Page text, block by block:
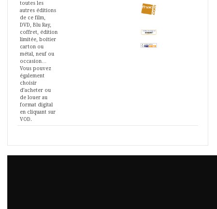
toutes les
autres éditions
de ce film,
DVD, Blu Ray,
coffret, édition
limitée, boitier
carton ou
métal, neuf ou
occasion…
Vous pouvez
également
choisir
d’acheter ou
de louer au
format digital
en cliquant sur
VOD.